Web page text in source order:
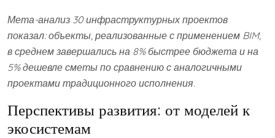
Мета-анализ 30 инфраструктурных проектов
показал: объекты, реализованные с применением BIM,
в среднем завершались на 8% быстрее бюджета и на
5% дешевле сметы по сравнению с аналогичными
проектами традиционного исполнения.
Перспективы развития: от моделей к
экосистемам